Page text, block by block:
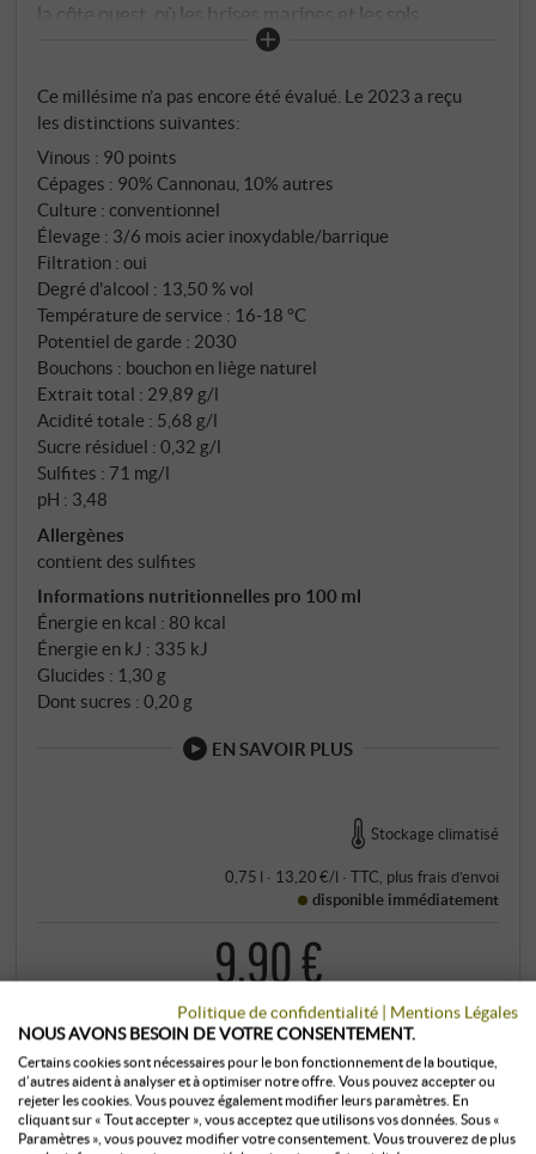
la côte ouest, où les brises marines et les sols
sablonneux créent un microclimat chaud mais
inoxydable, en partie pendant six mois en barriques
usagées – ainsi, le fruit reste au premier plan, soutenu
par une maturité et une profondeur discrètes.
Ce millésime n’a pas encore été évalué. Le 2023 a reçu
les distinctions suivantes:
Vinous : 90 points
Cépages : 90% Cannonau, 10% autres
Culture : conventionnel
Élevage : 3/6 mois acier inoxydable/barrique
Filtration : oui
Degré d'alcool : 13,50 % vol
Température de service : 16‑18 °C
Potentiel de garde : 2030
Bouchons : bouchon en liège naturel
Extrait total : 29,89 g/l
Acidité totale : 5,68 g/l
Sucre résiduel : 0,32 g/l
Sulfites : 71 mg/l
pH : 3,48
Allergènes
contient des sulfites
Informations nutritionnelles pro 100 ml
Énergie en kcal : 80 kcal
Énergie en kJ : 335 kJ
Glucides : 1,30 g
Dont sucres : 0,20 g
EN SAVOIR PLUS
Stockage climatisé
0,75 l · 13,20 €/l · TTC , plus frais d’envoi
disponible immédiatement
9,90 €
+
ACHETER
Politique de confidentialité | Mentions Légales
NOUS AVONS BESOIN DE VOTRE CONSENTEMENT.
Certains cookies sont nécessaires pour le bon fonctionnement de la boutique,
d’autres aident à analyser et à optimiser notre offre. Vous pouvez accepter ou
rejeter les cookies. Vous pouvez également modifier leurs paramètres. En
cliquant sur « Tout accepter », vous acceptez que utilisons vos données. Sous «
Paramètres », vous pouvez modifier votre consentement. Vous trouverez de plus